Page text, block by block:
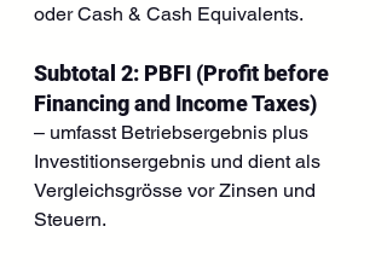
oder Cash & Cash Equivalents.
Subtotal 2: PBFI (Profit before
Financing and Income Taxes)
– umfasst Betriebsergebnis plus
Investitionsergebnis und dient als
Vergleichsgrösse vor Zinsen und
Steuern.